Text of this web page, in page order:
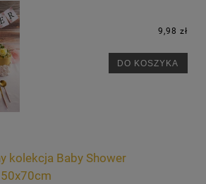
9,98 zł
DO KOSZYKA
kolekcja Baby Shower